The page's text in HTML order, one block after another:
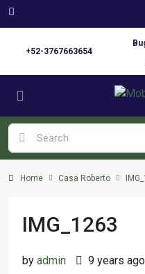
+52-3767663654
Home Casa Roberto
IMG_1263
by admin 9 years ago